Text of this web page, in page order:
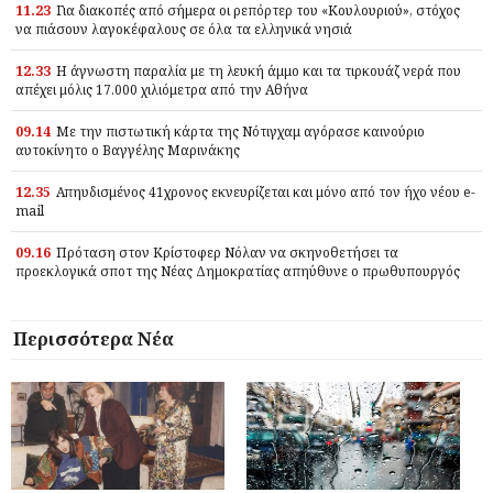
11.23 Για διακοπές από σήμερα οι ρεπόρτερ του «Κουλουριού», στόχος
να πιάσουν λαγοκέφαλους σε όλα τα ελληνικά νησιά
12.33 Η άγνωστη παραλία με τη λευκή άμμο και τα τιρκουάζ νερά που
απέχει μόλις 17.000 χιλιόμετρα από την Αθήνα
09.14 Με την πιστωτική κάρτα της Νότιγχαμ αγόρασε καινούριο
αυτοκίνητο ο Βαγγέλης Μαρινάκης
12.35 Απηυδισμένος 41χρονος εκνευρίζεται και μόνο από τον ήχο νέου e-
mail
09.16 Πρόταση στον Κρίστοφερ Νόλαν να σκηνοθετήσει τα
προεκλογικά σποτ της Νέας Δημοκρατίας απηύθυνε ο πρωθυπουργός
Περισσότερα Νέα